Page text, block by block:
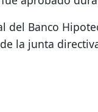
del Banco
la junta